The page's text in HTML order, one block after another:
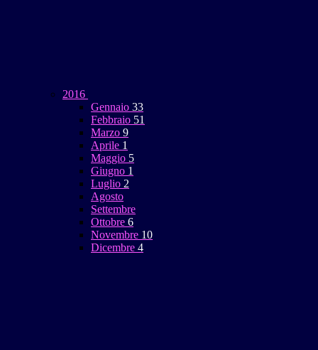
2016
Gennaio 33
Febbraio 51
Marzo 9
Aprile 1
Maggio 5
Giugno 1
Luglio 2
Agosto
Settembre
Ottobre 6
Novembre 10
Dicembre 4